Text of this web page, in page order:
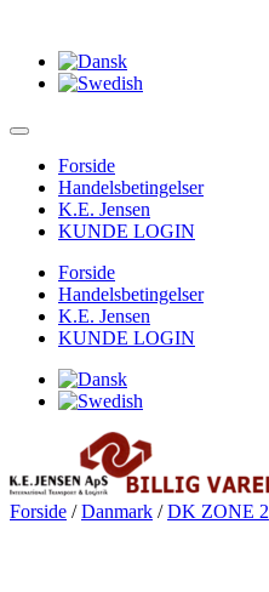
Forside
Handelsbetingelser
K.E. Jensen
KUNDE LOGIN
Forside
Handelsbetingelser
K.E. Jensen
KUNDE LOGIN
Forside /Danmark /DK ZONE 2